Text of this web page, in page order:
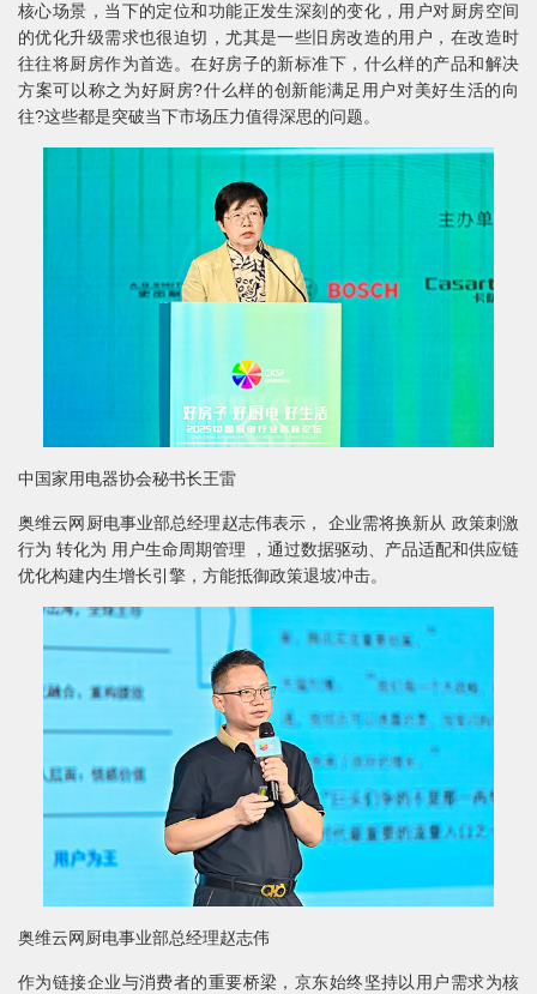
核心场景，当下的定位和功能正发生深刻的变化，用户对厨房空间
的优化升级需求也很迫切，尤其是一些旧房改造的用户，在改造时
往往将厨房作为首选。在好房子的新标准下，什么样的产品和解决
方案可以称之为好厨房?什么样的创新能满足用户对美好生活的向
往?这些都是突破当下市场压力值得深思的问题。
中国家用电器协会秘书长王雷
奥维云网厨电事业部总经理赵志伟表示， 企业需将换新从 政策刺激
行为 转化为 用户生命周期管理 ，通过数据驱动、产品适配和供应链
优化构建内生增长引擎，方能抵御政策退坡冲击。
奥维云网厨电事业部总经理赵志伟
作为链接企业与消费者的重要桥梁，京东始终坚持以用户需求为核